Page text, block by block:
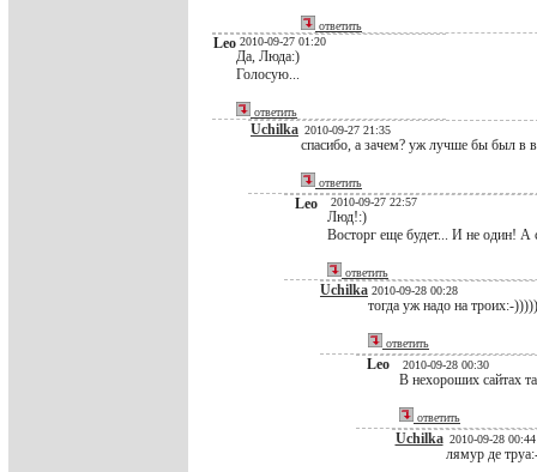
ответить
Leo 2010-09-27 01:20
Да, Люда:)
Голосую...
ответить
Uchilka 2010-09-27 21:35
спасибо, а зачем? уж лучше бы был в
ответить
Leo 2010-09-27 22:57
Люд!:)
Восторг еще будет... И не один!
ответить
Uchilka 2010-09-28 00:28
тогда уж надо на троих:-
ответить
Leo 2010-09-28 00:30
В нехороших сайтах
ответить
Uchilka 2010-09-28 00:44
лямур де